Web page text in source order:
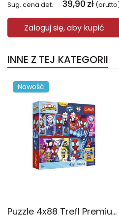
Sug. cena det. 39,90 zł
Zaloguj się, aby kupić
INNE Z TEJ KATEGORII
Nowość
Puzzle 4x88 Trefl Premium Plus Kids Pajęczy dzień Spidey 34696